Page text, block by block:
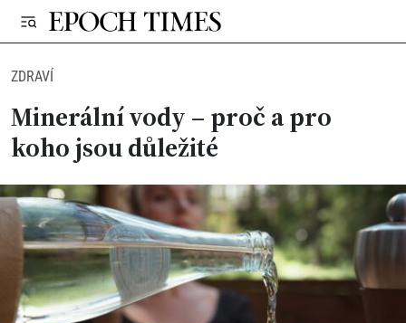
ZDRAVÍ
Minerální vody – proč a pro
koho jsou důležité